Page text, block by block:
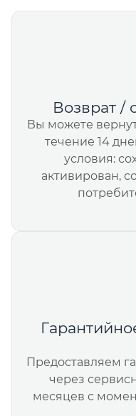
Возврат /
Вы можете
течение 14
условия:
активирован,
Предоставляем
через
месяцев с